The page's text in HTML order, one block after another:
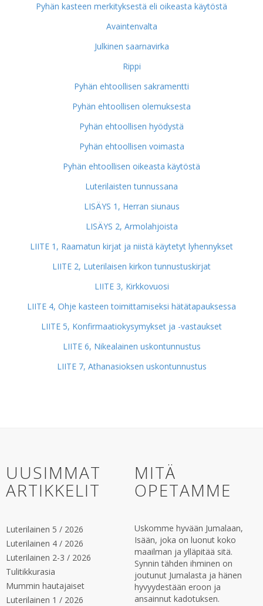
Pyhän kasteen merkityksestä eli oikeasta käytöstä
Avaintenvalta
Julkinen saarnavirka
Rippi
Pyhän ehtoollisen sakramentti
Pyhän ehtoollisen olemuksesta
Pyhän ehtoollisen hyödystä
Pyhän ehtoollisen voimasta
Pyhän ehtoollisen oikeasta käytöstä
Luterilaisten tunnussana
LISÄYS 1, Herran siunaus
LISÄYS 2, Armolahjoista
LIITE 1, Raamatun kirjat ja niistä käytetyt lyhennykset
LIITE 2, Luterilaisen kirkon tunnustuskirjat
LIITE 3, Kirkkovuosi
LIITE 4, Ohje kasteen toimittamiseksi hätätapauksessa
LIITE 5, Konfirmaatiokysymykset ja -vastaukset
LIITE 6, Nikealainen uskontunnustus
LIITE 7, Athanasioksen uskontunnustus
UUSIMMAT
ARTIKKELIT
Luterilainen 5 / 2026
Luterilainen 4 / 2026
Luterilainen 2-3 / 2026
Tulitikkurasia
Mummin hautajaiset
Luterilainen 1 / 2026
MITÄ
OPETAMME
Uskomme hyvään Jumalaan,
Isään, joka on luonut koko
maailman ja ylläpitää sitä.
Synnin tähden ihminen on
joutunut Jumalasta ja hänen
hyvyydestään eroon ja
ansainnut kadotuksen.